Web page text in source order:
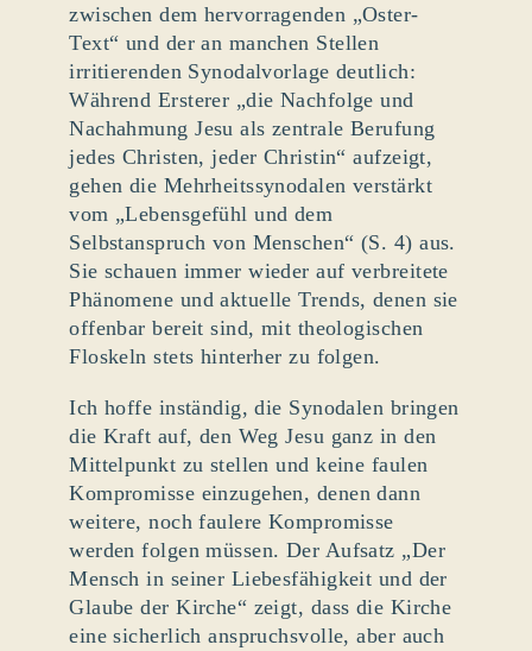
zwischen dem hervorragenden „Oster-
Text“ und der an manchen Stellen
irritierenden Synodalvorlage deutlich:
Während Ersterer „die Nachfolge und
Nachahmung Jesu als zentrale Berufung
jedes Christen, jeder Christin“ aufzeigt,
gehen die Mehrheitssynodalen verstärkt
vom „Lebensgefühl und dem
Selbstanspruch von Menschen“ (S. 4) aus.
Sie schauen immer wieder auf verbreitete
Phänomene und aktuelle Trends, denen sie
offenbar bereit sind, mit theologischen
Floskeln stets hinterher zu folgen.
Ich hoffe inständig, die Synodalen bringen
die Kraft auf, den Weg Jesu ganz in den
Mittelpunkt zu stellen und keine faulen
Kompromisse einzugehen, denen dann
weitere, noch faulere Kompromisse
werden folgen müssen. Der Aufsatz „Der
Mensch in seiner Liebesfähigkeit und der
Glaube der Kirche“ zeigt, dass die Kirche
eine sicherlich anspruchsvolle, aber auch